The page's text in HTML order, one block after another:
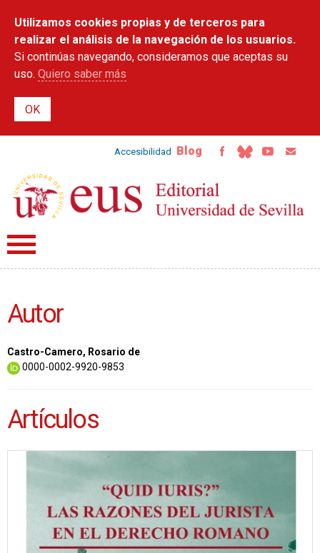
contenido
principal
Utilizamos cookies propias y de terceros para
realizar el análisis de la navegación de los usuarios.
Si continúas navegando, consideramos que aceptas su
uso. Quiero saber más
Accesibilidad Blog
Autor
Castro-Camero, Rosario de
0000-0002-9920-9853
Artículos